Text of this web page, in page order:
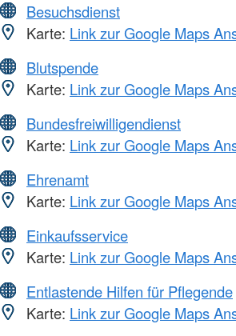
Besuchsdienst
Karte: Link zur Google Maps
Blutspende
Karte: Link zur Google Maps
Bundesfreiwilligendienst
Karte: Link zur Google Maps
Ehrenamt
Karte: Link zur Google Maps
Einkaufsservice
Karte: Link zur Google Maps
Entlastende Hilfen für Pflegende
Karte: Link zur Google Maps